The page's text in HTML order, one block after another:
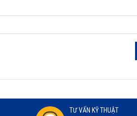
TƯ VẤN KỸ THUẬT